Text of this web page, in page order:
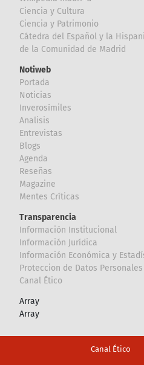
Ciencia y Cultura
Ciencia y Patrimonio
Cátedra del Español y la
de la Comunidad de Madrid
Notiweb
Portada
Noticias
Inverosímiles
Analisis
Entrevistas
Blogs
Agenda
Reseñas
Magazine
Mentes Críticas
Transparencia
Información Institucional
Información Jurídica
Información Económica y
Proteccion de Datos Personales
Canal Ético
Array
Array
Canal Ético